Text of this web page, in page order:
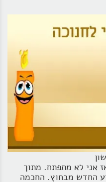
אני לא מתפתח. מתוך
החדש מבחוץ. החכמה